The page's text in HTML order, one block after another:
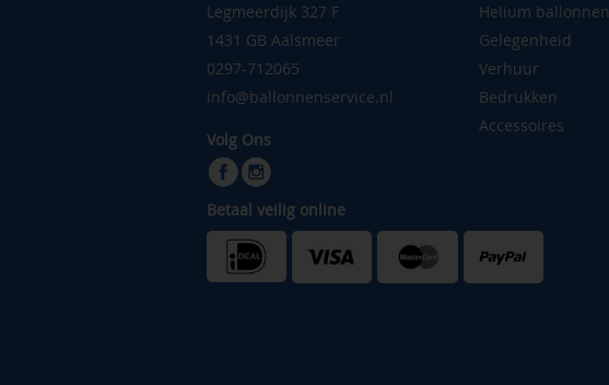
Legmeerdijk 327 F
1431 GB Aalsmeer
0297-712065
info@ballonnenservice.nl
Volg Ons
Helium ballonnen
Gelegenheid
Verhuur
Bedrukken
Accessoires
Betaal veilig online